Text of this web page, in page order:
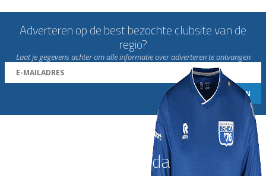
Adverteren op de best bezochte clubsite van de
regio?
Laat je gegevens achter om alle informatie over adverteren te ontvangen
Word nu lid van Rohda